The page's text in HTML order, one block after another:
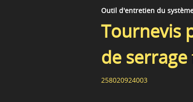
Outil d'entretien du
Tournevis
de
258020924003